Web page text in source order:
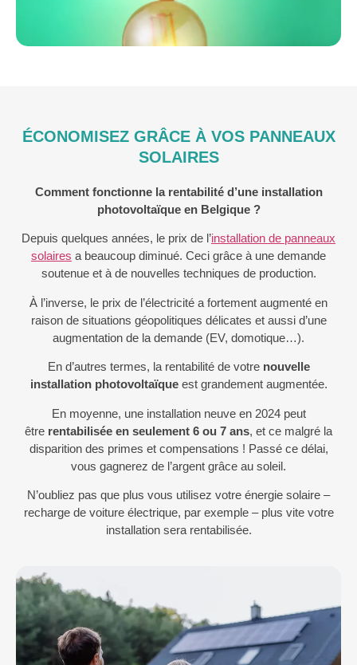
ÉCONOMISEZ GRÂCE À VOS PANNEAUX
SOLAIRES
Comment fonctionne la rentabilité d’une installation
photovoltaïque en Belgique ?
Depuis quelques années, le prix de l’installation de panneaux
solaires a beaucoup diminué. Ceci grâce à une demande
soutenue et à de nouvelles techniques de production.
À l’inverse, le prix de l’électricité a fortement augmenté en
raison de situations géopolitiques délicates et aussi d’une
augmentation de la demande (EV, domotique…).
En d’autres termes, la rentabilité de votre nouvelle
installation photovoltaïqueest grandement augmentée.
En moyenne, une installation neuve en 2024 peut
être rentabilisée en seulement 6 ou 7 ans, et ce malgré la
disparition des primes et compensations ! Passé ce délai,
vous gagnerez de l’argent grâce au soleil.
N’oubliez pas que plus vous utilisez votre énergie solaire –
recharge de voiture électrique, par exemple – plus vite votre
installation sera rentabilisée.